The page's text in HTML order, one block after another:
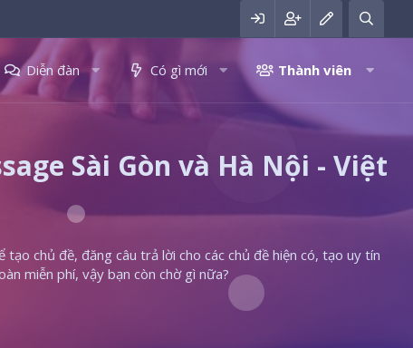
Diễn đàn Có gì mới Thành viên
Sài Gòn và Hà Nội - Việt
chủ đề, đăng câu trả lời cho các chủ đề hiện có, tạo uy tín
miễn phí, vậy bạn còn chờ gì nữa?